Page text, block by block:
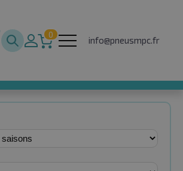
0
info@pneusmpc.fr